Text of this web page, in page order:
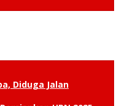
Diduga Jalan